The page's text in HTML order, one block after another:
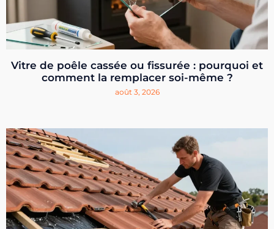
Vitre de poêle cassée ou fissurée : pourquoi et
comment la remplacer soi-même ?
août 3, 2026